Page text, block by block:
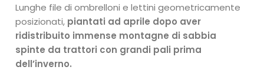
Lunghe file di ombrelloni e lettini geometricamente
posizionati, piantati ad aprile dopo aver
ridistribuito immense montagne di sabbia
spinte da trattori con grandi pali prima
dell’inverno.